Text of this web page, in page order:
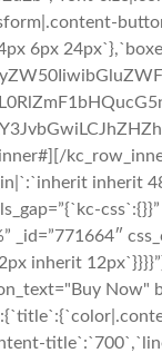
6px
inherit
_id=”771664″
inherit